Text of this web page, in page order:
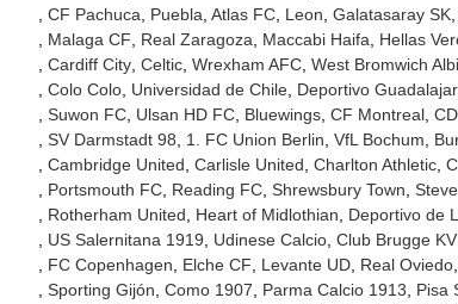
CF Pachuca
Puebla Atlas FC Leon Galatasaray SK
Malaga CF
Real Zaragoza Maccabi Haifa Hellas
Cardiff City Celtic Wrexham AFC West Bromwich
Colo Colo Universidad de Chile Deportivo
Suwon FC Ulsan HD FC Bluewings CF Montreal
SV Darmstadt 98
1. FC Union Berlin VfL Bochum
Cambridge United Carlisle United Charlton Athletic
Portsmouth FC Reading FC Shrewsbury Town
Rotherham United
Heart of Midlothian Deportivo de
US Salernitana 1919
Udinese Calcio Club Brugge KV
FC Copenhagen
Elche CF Levante UD Real Oviedo
Sporting Gijón Como 1907 Parma Calcio 1913 Pisa